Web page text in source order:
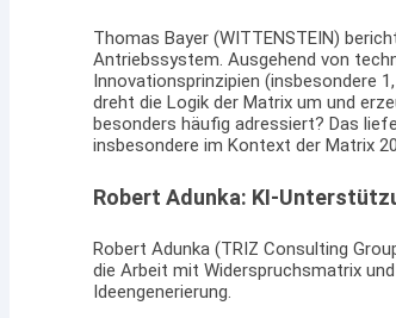
Thomas Bayer (WITTENSTEIN)
Antriebssystem. Ausgehend von
Innovationsprinzipien (insbesondere
dreht die Logik der Matrix um und
besonders häufig adressiert? Das
insbesondere im Kontext der Matrix
Robert Adunka: KI-
Robert Adunka (TRIZ Consulting
die Arbeit mit Widerspruchsmatrix
Ideengenerierung.